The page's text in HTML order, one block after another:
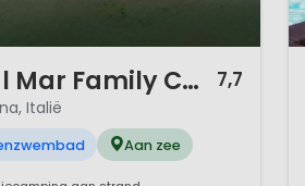
Vigna sul Mar Family Collection 7,7
Italië
Aan zee